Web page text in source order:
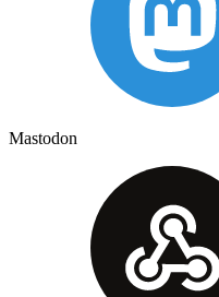
Mastodon